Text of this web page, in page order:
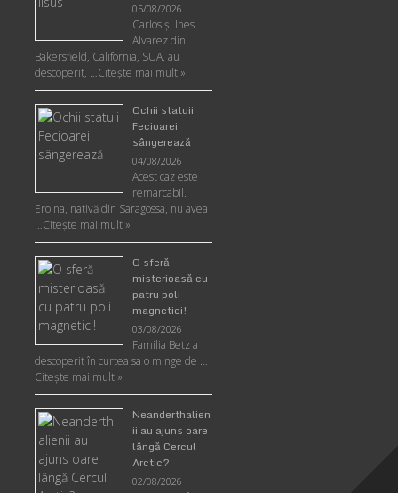
05/08/2026
Carlos şi Ines
Alvarez din
Bakersfield, California, SUA, au
descoperit, …Citeşte mai mult »
Ochii statuii
Fecioarei
sângerează
04/08/2026
Acest caz este
remarcabil.
Eroina, nativă din Saragossa, nu avea
…Citeşte mai mult »
O sferă
misterioasă cu
patru poli
magnetici!
03/08/2026
Familia Betz a
descoperit în curtea sa o minge de …
Citeşte mai mult »
Neanderthalien
ii au ajuns oare
lângă Cercul
Arctic?
02/08/2026